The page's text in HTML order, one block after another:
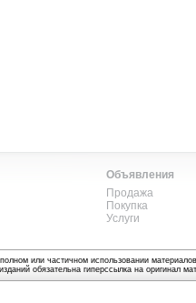
Объявления
Продажа
Покупка
Услуги
или частичном использовании
обязательна гиперссылка на оригинал